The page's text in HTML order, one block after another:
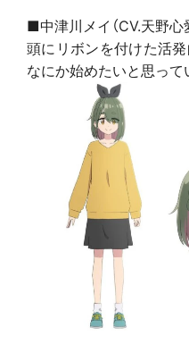
■中津川メイ（CV.天野心
頭にリボンを付けた活
なにか始めたいと思って